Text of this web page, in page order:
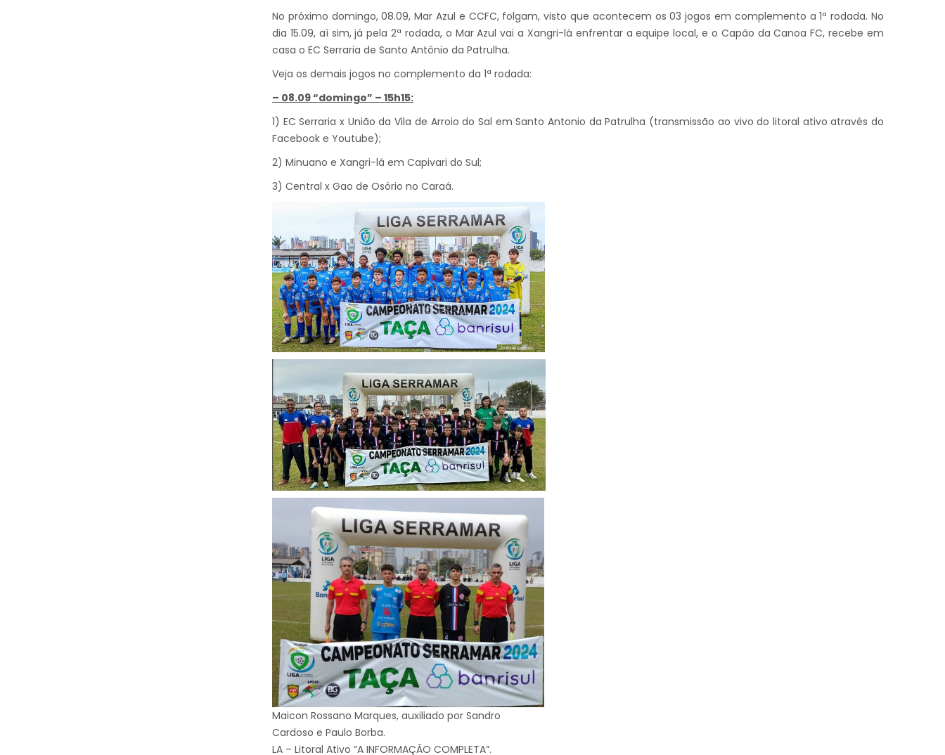
No próximo domingo, 08.09, Mar Azul e CCFC, folgam, visto que acontecem os 03 jogos em complemento a 1ª rodada. No
dia 15.09, aí sim, já pela 2ª rodada, o Mar Azul vai a Xangri-lá enfrentar a equipe local, e o Capão da Canoa FC, recebe em
casa o EC Serraria de Santo Antônio da Patrulha.
Veja os demais jogos no complemento da 1ª rodada:
– 08.09 “domingo” – 15h15:
1) EC Serraria x União da Vila de Arroio do Sal em Santo Antonio da Patrulha (transmissão ao vivo do litoral ativo através do
Facebook e Youtube);
2) Minuano e Xangri-lá em Capivari do Sul;
3) Central x Gao de Osório no Caraá.
Maicon Rossano Marques, auxiliado por Sandro
Cardoso e Paulo Borba.
LA – Litoral Ativo “A INFORMAÇÃO COMPLETA”.